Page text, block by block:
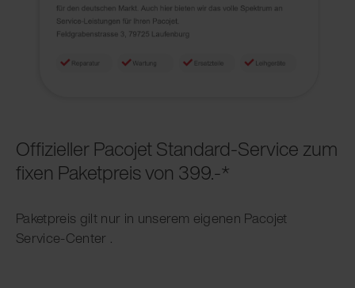
Offizieller Pacojet Standard-Service zum
fixen Paketpreis von 399.-*
Paketpreis gilt nur in unserem eigenen Pacojet
Service-Center .